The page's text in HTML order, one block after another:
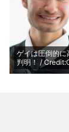
ゲイは圧倒的に
判明！ /